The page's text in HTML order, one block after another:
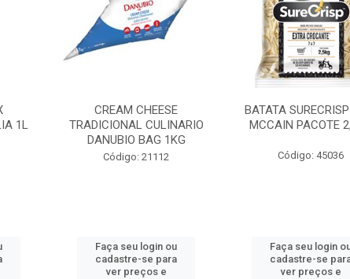
1L
CREAM CHEESE
TRADICIONAL CULINARIO
DANUBIO BAG 1KG
Código: 21112
Faça seu login ou
cadastre-se para
ver preços e
BATATA
MCCAIN PACOTE
Código: 45036
Faça seu login
cadastre-se
ver preços e